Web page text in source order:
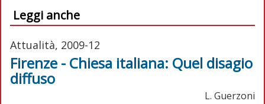
Leggi anche
Attualità, 2009-12
Firenze - Chiesa italiana: Quel disagio
diffuso
L. Guerzoni